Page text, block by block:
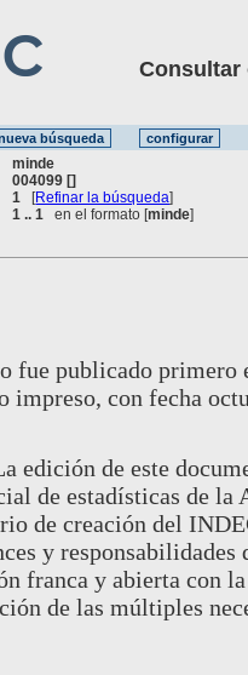
Consultar
minde
004099 []
1 [Refinar la búsqueda]
1 .. 1 en el formato [minde]
fue publicado primero
impreso, con fecha
edición de este
de estadísticas de la
de creación del
y
franca y abierta con
de las múltiples